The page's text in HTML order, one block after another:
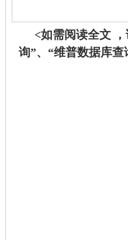
<如需阅读全文
询”、“维普数据库